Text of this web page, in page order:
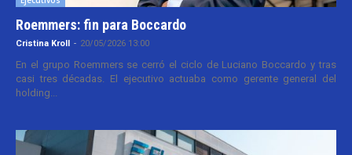
Roemmers: fin para Boccardo
Cristina Kroll - 20/05/2026 13:00
En el grupo Roemmers se cerró el ciclo de Luciano Boccardo y tras
casi tres décadas. El ejecutivo actuaba como gerente general del
holding...